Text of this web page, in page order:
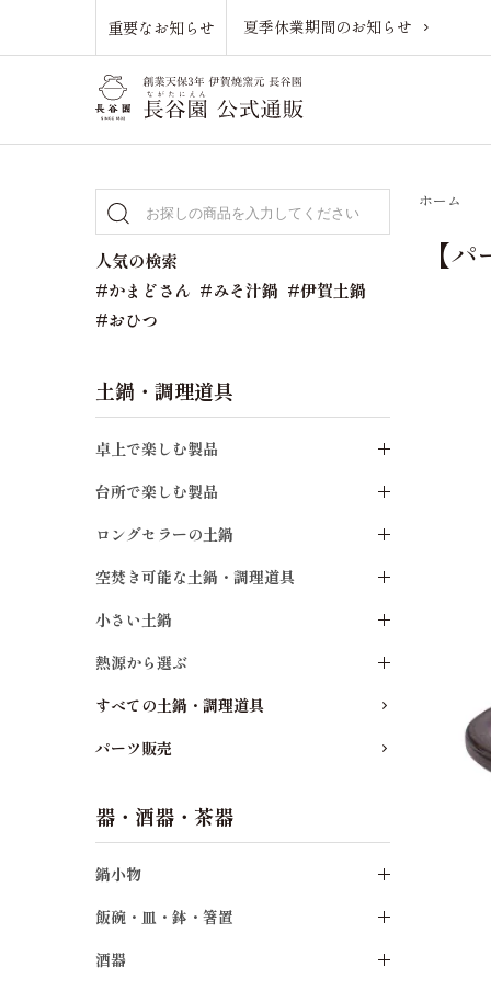
重要なお知らせ 夏季休業期間のお知らせ
ホーム
【
人気の検索
#かまどさん #みそ汁鍋 #伊賀土鍋
#おひつ
土鍋・調理道具
卓上で楽しむ製品
台所で楽しむ製品
ロングセラーの土鍋
空焚き可能な土鍋・調理道具
小さい土鍋
熱源から選ぶ
すべての土鍋・調理道具
パーツ販売
器・酒器・茶器
鍋小物
飯碗・皿・鉢・箸置
酒器